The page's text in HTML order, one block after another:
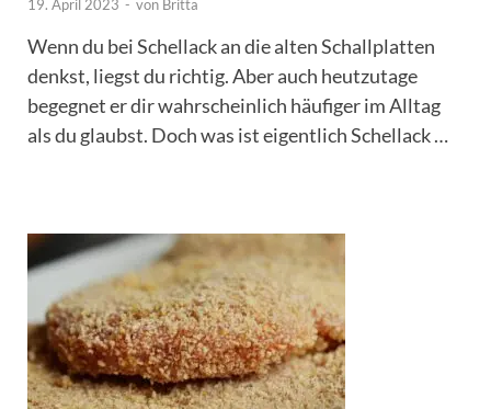
19. April 2023 - von Britta
Wenn du bei Schellack an die alten Schallplatten
denkst, liegst du richtig. Aber auch heutzutage
begegnet er dir wahrscheinlich häufiger im Alltag
als du glaubst. Doch was ist eigentlich Schellack …